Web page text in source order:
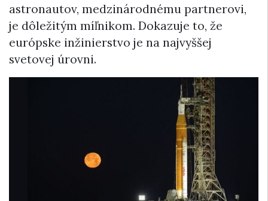
astronautov, medzinárodnému partnerovi,
je dôležitým míľnikom. Dokazuje to, že
európske inžinierstvo je na najvyššej
svetovej úrovni.